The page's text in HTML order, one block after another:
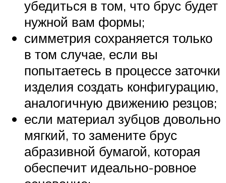
убедиться в том, что брус будет
нужной вам формы;
симметрия сохраняется только
в том случае, если вы
попытаетесь в процессе заточки
изделия создать конфигурацию,
аналогичную движению резцов;
если материал зубцов довольно
мягкий, то замените брус
абразивной бумагой, которая
обеспечит идеально-ровное